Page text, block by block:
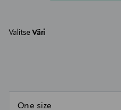
Valitse Väri